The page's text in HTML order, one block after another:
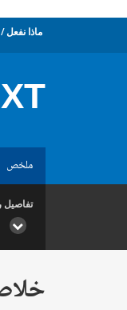
ماذا نفعل
ملخص
تفاصيل